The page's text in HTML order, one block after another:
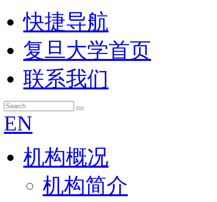
快捷导航
复旦大学首页
联系我们
EN
机构概况
机构简介